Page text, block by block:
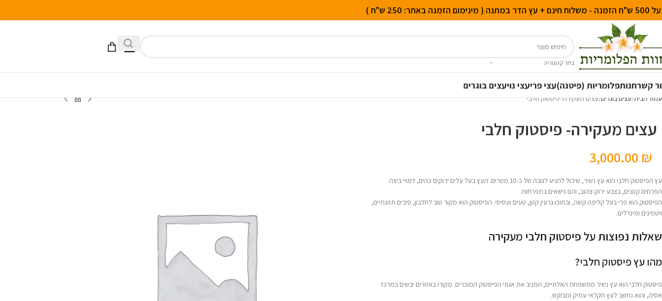
הדר במתנה ( מינימום הזמנה באתר: 250 ש"ח )
בחר קטגוריה
קשרחנותפלומריות (פיטנה)עצי פריעצי נויעצים בוגרים
עמוד הבית עצים בוגרים עצים מעקירה- פיסטוק חלבי
עצים מעקירה- פיסטוק חלבי
3,000.00 ₪
עץ הפיסטוק חלבי הוא עץ נשיר, שיכול להגיע לגובה של כ-10 מטרים. העץ בעל עלים ירוקים כהים, דמויי ביצה.
הפרחים קטנים, בצבע ירוק-צהוב, והם נישאים בתפרחות.
הפיסטוק הוא פרי בעל קליפה קשה, ובתוכו גרעין קטן, טעים ועסיסי. הפיסטוק הוא מקור טוב לחלבון, סיבים תזונתיים,
ויטמינים ומינרלים.
שאלות נפוצות על פיסטוק חלבי מעקירה
מהו עץ פיסטוק חלבי?
פיסטוק חלבי הוא עץ נשיר ממשפחת האלתיים, המניב את אגוזי הפיסטוק המוכרים. מקורו באזורים יבשים במרכז
אסיה, והוא נחשב לעץ חקלאי עתיק ומבוקש.